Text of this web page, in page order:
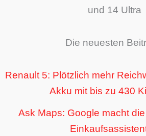
und 14 Ultra
Die neuesten
Renault 5: Plötzlich mehr
Akku mit bis zu 430
Ask Maps: Google macht